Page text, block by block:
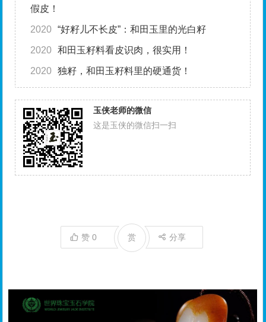
假皮！
2020 “好籽儿不长皮”：和田玉里的光白籽
2020 和田玉籽料看皮识肉，很实用！
2020 独籽，和田玉籽料里的硬通货！
玉侠老师的微信
这是玉侠的微信扫一扫
赞0 分享
赏